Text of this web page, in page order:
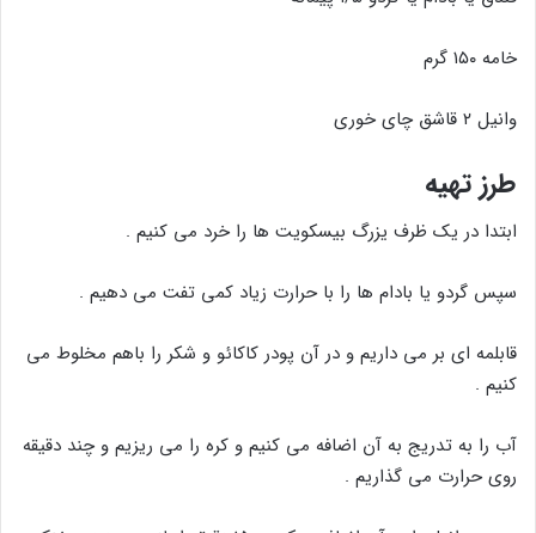
خامه ۱۵۰ گرم
وانیل ۲ قاشق چای خوری
طرز تهیه
ابتدا در یک ظرف یزرگ بیسکویت ها را خرد می کنیم .
سپس گردو یا بادام ها را با حرارت زیاد کمی تفت می دهیم .
قابلمه ای بر می داریم و در آن پودر کاکائو و شکر را باهم مخلوط می
کنیم .
آب را به تدریج به آن اضافه می کنیم و کره را می ریزیم و چند دقیقه
روی حرارت می گذاریم .